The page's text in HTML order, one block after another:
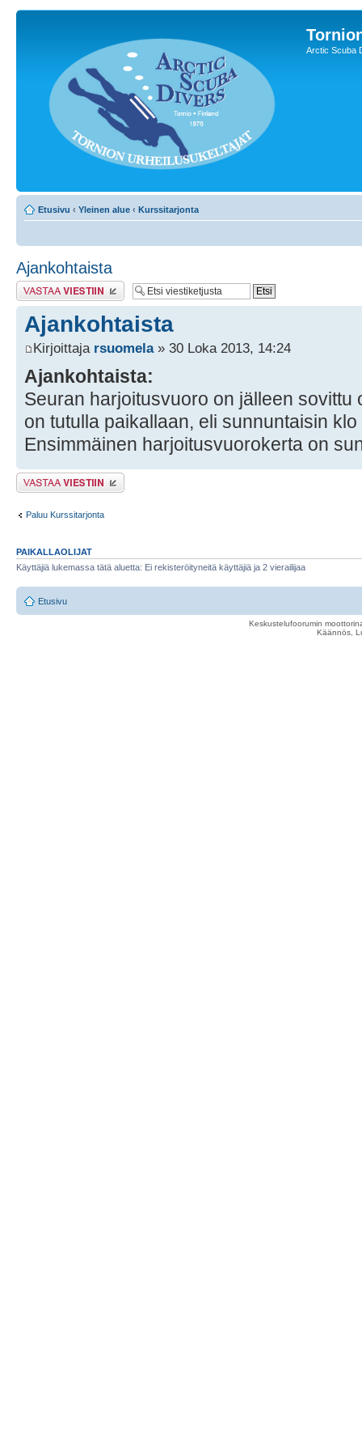
Arctic Scuba
Etusivu ‹ Yleinen alue ‹ Kurssitarjonta
Ajankohtaista
Lähetä vastaus
Ajankohtaista
Kirjoittaja rsuomela» 30 Loka 2013, 14:24
Ajankohtaista:
Seuran harjoitusvuoro on jälleen sovittu
on tutulla paikallaan, eli sunnuntaisin
Ensimmäinen harjoitusvuorokerta on
Lähetä vastaus
Paluu Kurssitarjonta
PAIKALLAOLIJAT
Käyttäjiä lukemassa tätä aluetta: Ei rekisteröityneitä käyttäjiä ja 2 vierailijaa
Etusivu
Keskustelufoorumin
Käännös,